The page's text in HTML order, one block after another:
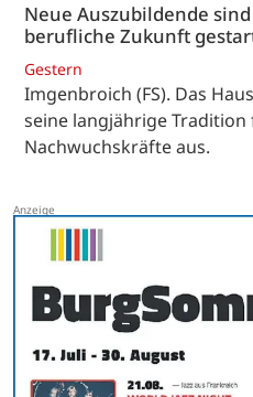
Neue Auszubildende
berufliche Zukunft
Gestern
Imgenbroich (FS). Das
seine langjährige
Nachwuchskräfte aus.